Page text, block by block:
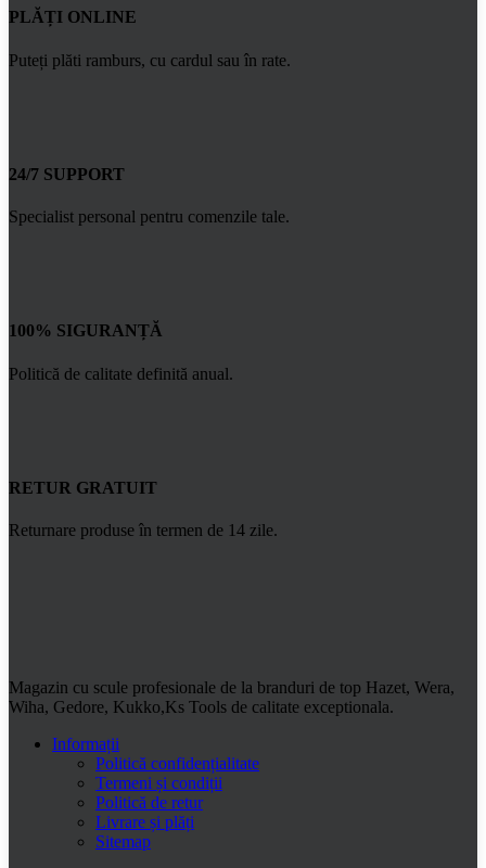
PLĂȚI ONLINE
Puteți plăti ramburs, cu cardul sau în rate.
24/7 SUPPORT
Specialist personal pentru comenzile tale.
100% SIGURANȚĂ
Politică de calitate definită anual.
RETUR GRATUIT
Returnare produse în termen de 14 zile.
Magazin cu scule profesionale de la branduri de top Hazet, Wera,
Wiha, Gedore, Kukko,Ks Tools de calitate exceptionala.
Informații
Politică confidențialitate
Termeni și condiții
Politică de retur
Livrare și plăți
Sitemap